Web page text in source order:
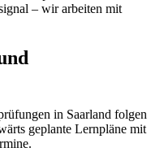
– wir arbeiten mit
in Saarland folgen
geplante Lernpläne mit